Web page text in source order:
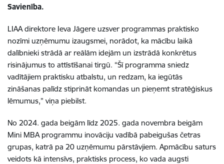
Savienība.
LIAA direktore Ieva Jāgere uzsver programmas praktisko
nozīmi uzņēmumu izaugsmei, norādot, ka mācību laikā
dalībnieki strādā ar reālām idejām un izstrādā konkrētus
risinājumus to attīstīšanai tirgū. “Šī programma sniedz
vadītājiem praktisku atbalstu, un redzam, ka iegūtās
zināšanas palīdz stiprināt komandas un pieņemt stratēģiskus
lēmumus,” viņa piebilst.
No 2024. gada beigām līdz 2025. gada novembra beigām
Mini MBA programmu inovāciju vadībā pabeigušas četras
grupas, katrā pa 20 uzņēmumu pārstāvjiem. Apmācību saturs
veidots kā intensīvs, praktisks process, ko vada augsti